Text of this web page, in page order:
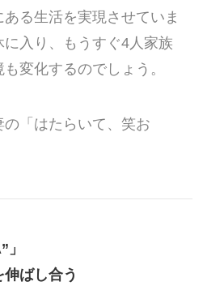
る生活を実現させていま
入り、もうすぐ4人家族
変化するのでしょう。
「はたらいて、笑お
ばし合う